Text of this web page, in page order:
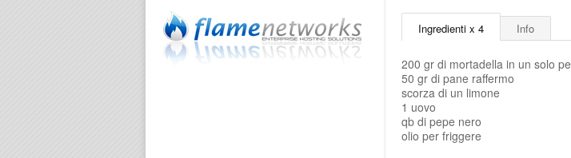
Ingredienti x 4 Info
200 gr di mortadella in un solo
50 gr di pane raffermo
scorza di un limone
1 uovo
qb di pepe nero
olio per friggere